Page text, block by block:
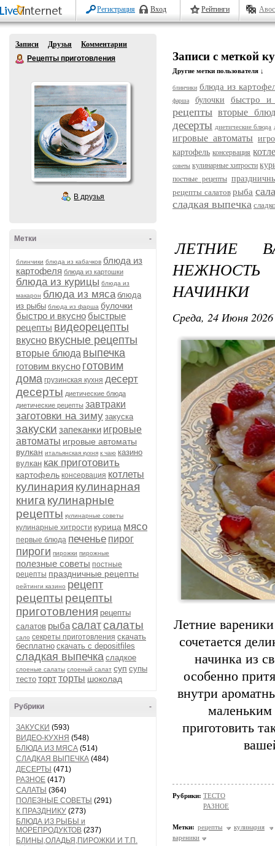
Регистрация Вход Рейтинги
Записи Друзья
Комментарии
Рецепты приготовления
В друзья
-
Метки
блинчики блюда из кабачков блюда из
картофеля блюда из картошки
блюда из курицы блюда из
макарон блюда из мяса блюда
из рыбы блюда из фарша булочки
быстро и вкусно быстрые
рецепты видеорецепты
вкусно вкусные рецепты
вторые блюда выпечка
готовим вкусно готовим
дома грузинская кухня десерт
десерты диетические блюда
диетические рецепты завтраки
заготовки на зиму закуска
закуски запеканки игровые
автоматы игровые автоматы
вулкан итальянская кухня к чаю казино
вулкан как приготовить
картофель консервация котлеты
кулинария кулинарная
книга кулинарные
рецепты кулинарные советы
кулинарные хитрости курица мясо
первые блюда печенье пирог
пироги пирожки пирожные
полезные советы постные
рецепты праздничные рецепты
рейтинги казино рецепт
рецепты рецепты
приготовления рецепты
салатов рыбасалатсалаты
сало секреты приготовления скачать
бесплатно скачать с depositfiles
сладкая выпечка сладкое
слоеные салаты слоеный салат суп супы
тесто тортторты шоколад
-
Рубрики
ЗАКУСКИ (593)
ВИДЕО-КУХНЯ (548)
БЛЮДА ИЗ МЯСА (514)
СЛАДКАЯ ВЫПЕЧКА (484)
ДЕСЕРТЫ (471)
РАЗНОЕ (417)
САЛАТЫ (364)
ПОЛЕЗНЫЕ СОВЕТЫ (291)
К ПРАЗДНИКУ (273)
БЛЮДА ИЗ РЫБЫ и
МОРЕПРОДУКТОВ (237)
БЛИНЫ,ОЛАДЬЯ,ПИРОЖКИ И Т.П.
Записи с меткой
Другие метки пользователя ↓
блинчики блюда из
фарша булочки быстро и
рецепты вторые
десерты диетические блюда
игровые автоматы
картофель консервация
советы кулинарные хитрости
постные рецепты
рецепты салатов рыба
сладкая выпечка
ЛЕТНИЕ
НАЧИНКИ
Среда, 24 Июня
Летние вареники
сочетается
начинка из
особенно
внутри
маленьким
приготовить
Рубрики: ТЕСТО
РАЗНОЕ
Метки: рецепты
кулинария
вареники